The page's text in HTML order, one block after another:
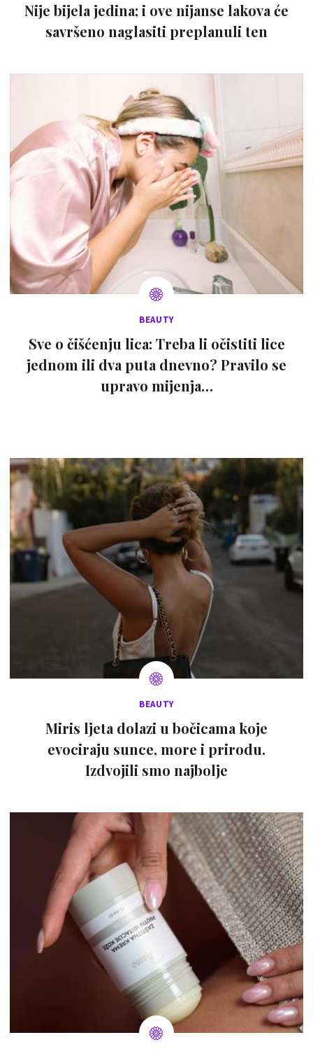
Nije bijela jedina; i ove nijanse lakova će
savršeno naglasiti preplanuli ten
BEAUTY
Sve o čišćenju lica: Treba li očistiti lice
jednom ili dva puta dnevno? Pravilo se
upravo mijenja…
BEAUTY
Miris ljeta dolazi u bočicama koje
evociraju sunce, more i prirodu.
Izdvojili smo najbolje